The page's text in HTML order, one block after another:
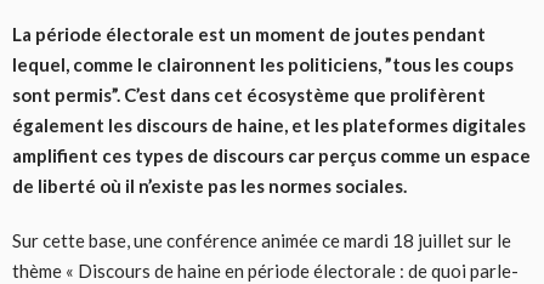
La période électorale est un moment de joutes pendant
lequel, comme le claironnent les politiciens, ”tous les coups
sont permis”. C’est dans cet écosystème que prolifèrent
également les discours de haine, et les plateformes digitales
amplifient ces types de discours car perçus comme un espace
de liberté où il n’existe pas les normes sociales.
Sur cette base, une conférence animée ce mardi 18 juillet sur le
thème « Discours de haine en période électorale : de quoi parle-